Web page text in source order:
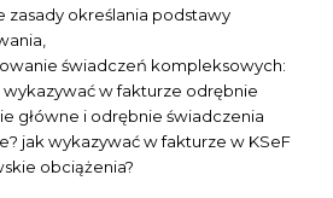
zasady określania podstawy
świadczeń kompleksowych:
wykazywać w fakturze odrębnie
główne i odrębnie świadczenia
jak wykazywać w fakturze w KSeF
obciążenia?